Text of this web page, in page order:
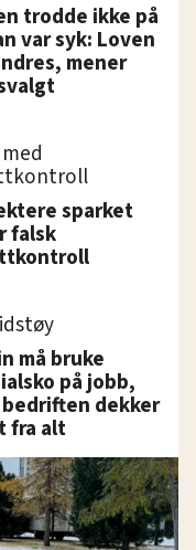
trodde ikke på
var syk: Loven
mener
sparket
falsk
må bruke
på jobb,
dekker
fra alt